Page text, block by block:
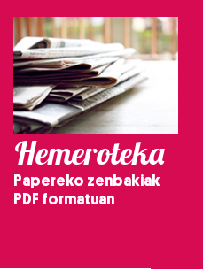
Hemeroteka
Papereko zenbakiak
PDF formatuan